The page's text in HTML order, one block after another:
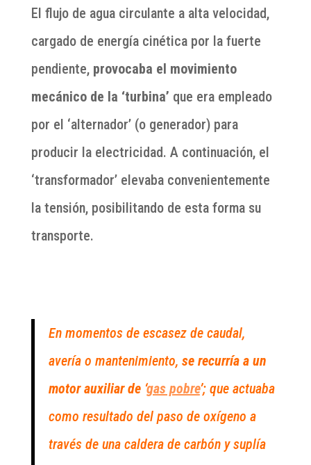
El flujo de agua circulante a alta velocidad,
cargado de energía cinética por la fuerte
pendiente, provocaba el movimiento
mecánico de la ‘turbina’ que era empleado
por el ‘alternador’ (o generador) para
producir la electricidad. A continuación, el
‘transformador’ elevaba convenientemente
la tensión, posibilitando de esta forma su
transporte.
En momentos de escasez de caudal,
avería o mantenimiento, se recurría a un
motor auxiliar de ‘gas pobre’; que actuaba
como resultado del paso de oxígeno a
través de una caldera de carbón y suplía